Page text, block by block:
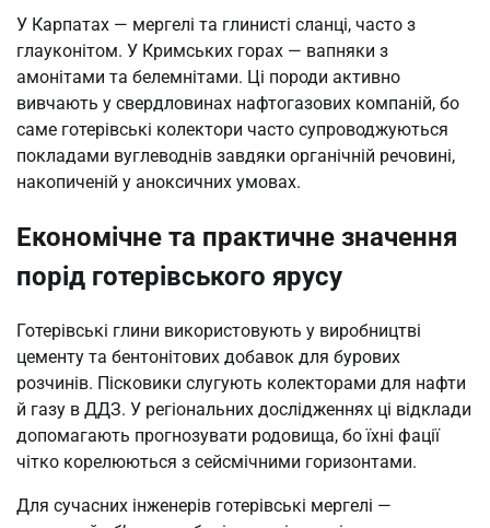
У Карпатах — мергелі та глинисті сланці, часто з
глауконітом. У Кримських горах — вапняки з
амонітами та белемнітами. Ці породи активно
вивчають у свердловинах нафтогазових компаній, бо
саме готерівські колектори часто супроводжуються
покладами вуглеводнів завдяки органічній речовині,
накопиченій у аноксичних умовах.
Економічне та практичне значення
порід готерівського ярусу
Готерівські глини використовують у виробництві
цементу та бентонітових добавок для бурових
розчинів. Пісковики слугують колекторами для нафти
й газу в ДДЗ. У регіональних дослідженнях ці відклади
допомагають прогнозувати родовища, бо їхні фації
чітко корелюються з сейсмічними горизонтами.
Для сучасних інженерів готерівські мергелі —